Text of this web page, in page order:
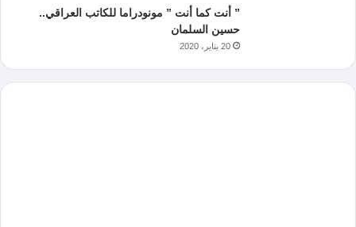
” أنت كما أنت ” مونودراما للكاتب العراقي..
حسين السلمان
20 يناير، 2020